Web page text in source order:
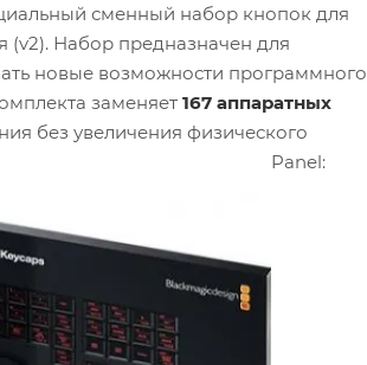
сменный набор кнопок для
(v2). Набор предназначен для
новые возможности программного
заменяет 167 аппаратных
без увеличения физического
модулей Advanced Panel: